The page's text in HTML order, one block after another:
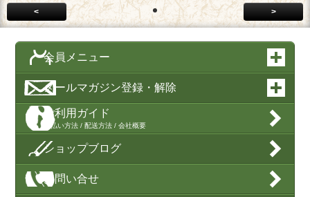
< >
会員メニュー
メールマガジン登録・解除
ご利用ガイド
支払い方法 / 配送方法 / 会社概要
ショップブログ
お問い合せ